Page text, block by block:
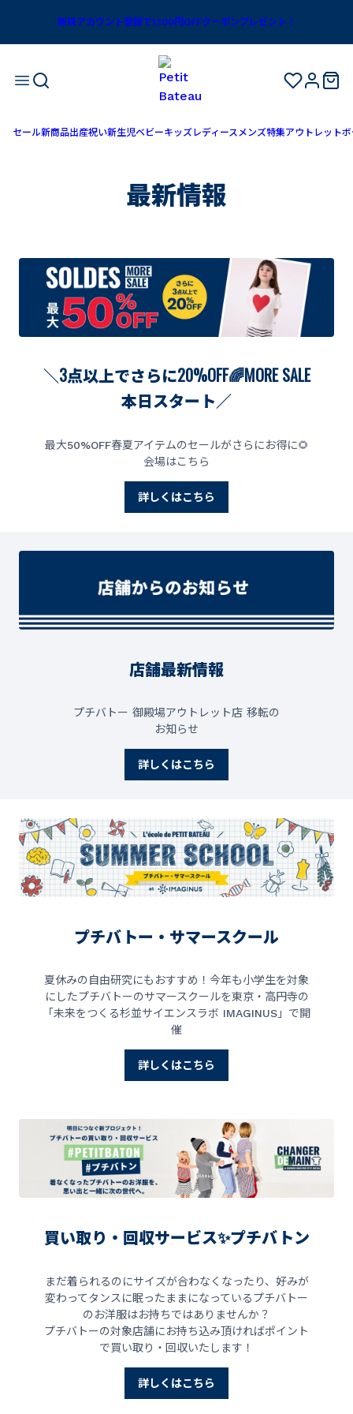
新規アカウント登録で1,100円OFFクーポンプレゼント！
セール新商品出産祝い新生児ベビーキッズ レディースメンズ特集アウトレットボ
最新情報
＼3点以上でさらに20%OFF🌈MORE SALE
本日スタート／
最大50%OFF春夏アイテムのセールがさらにお得に🌻
会場はこちら
詳しくはこちら
店舗最新情報
プチバトー 御殿場アウトレット店 移転の
お知らせ
詳しくはこちら
プチバトー・サマースクール
夏休みの自由研究にもおすすめ！今年も小学生を対象
にしたプチバトーのサマースクールを東京・高円寺の
「未来をつくる杉並サイエンスラボ IMAGINUS」で開
催
詳しくはこちら
買い取り・回収サービス✨プチバトン
まだ着られるのにサイズが合わなくなったり、好みが
変わってタンスに眠ったままになっているプチバトー
のお洋服はお持ちではありませんか？
プチバトーの対象店舗にお持ち込み頂ければポイント
で買い取り・回収いたします！
詳しくはこちら